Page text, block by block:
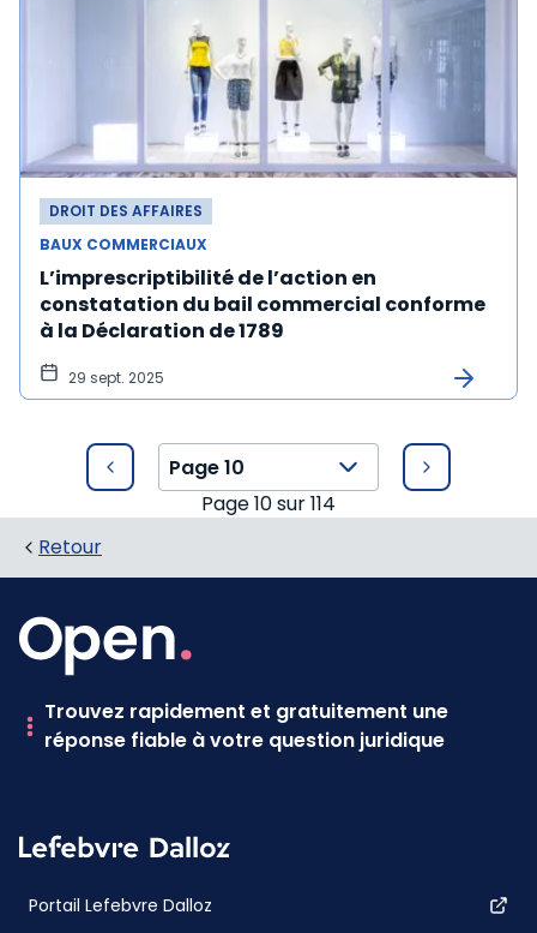
DROIT DES AFFAIRES
BAUX COMMERCIAUX
L’imprescriptibilité de l’action en
constatation du bail commercial conforme
à la Déclaration de 1789
29 sept. 2025
Page10sur114
Retour
Trouvez rapidement et gratuitement une
réponse fiable à votre question juridique
Portail Lefebvre Dalloz